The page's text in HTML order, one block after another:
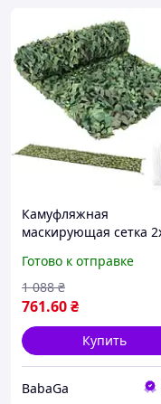
Камуфляжная
маскирующая сетка
стяжек
Готово к отправке
761.60₴
1 088 ₴
Купить
BabaGa